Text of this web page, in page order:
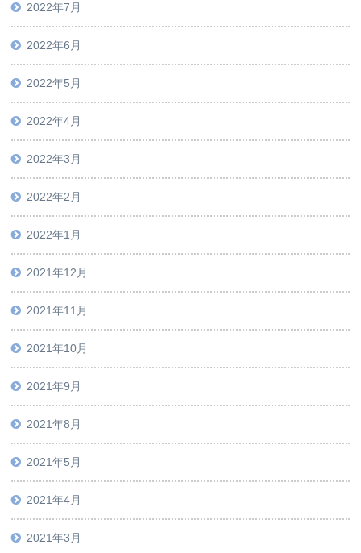
2022年7月
2022年6月
2022年5月
2022年4月
2022年3月
2022年2月
2022年1月
2021年12月
2021年11月
2021年10月
2021年9月
2021年8月
2021年5月
2021年4月
2021年3月